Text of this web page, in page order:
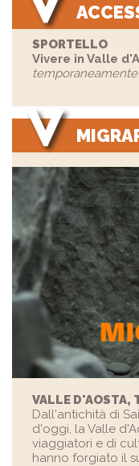
SPORTELLO
Vivere in Valle
VALLE D'AOSTA,
Dall'antichità di
d'oggi, la Valle
viaggiatori e di
hanno forgiato il